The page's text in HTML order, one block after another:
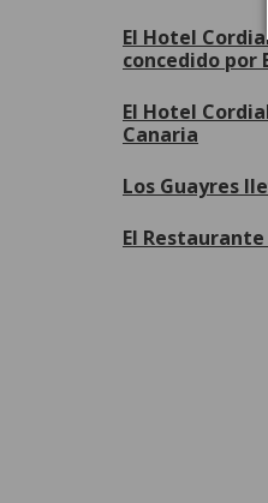
El Hotel
concedido por
El Hotel
Canaria
Los Guayres
El